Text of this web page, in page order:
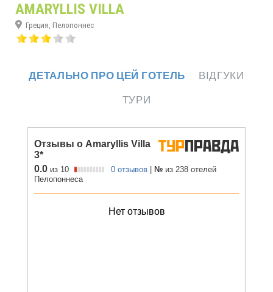
AMARYLLIS VILLA
Греция, Пелопоннес
ДЕТАЛЬНО ПРО ЦЕЙ ГОТЕЛЬ
ВІДГУКИ
ТУРИ